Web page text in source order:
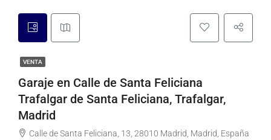
VENTA
Garaje en Calle de Santa Feliciana
Trafalgar de Santa Feliciana, Trafalgar,
Madrid
Calle de Santa Feliciana, 13, 28010 Madrid, Madrid, España